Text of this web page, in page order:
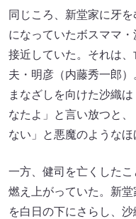
同じころ、新堂家に牙
になっていたボスママ
接近していた。それは
夫・明彦（内藤秀一郎
まなざしを向けた沙織
なたよ」と言い放つと
ない」と悪魔のような
一方、健司を亡くした
燃え上がっていた。新
を白日の下にさらし、